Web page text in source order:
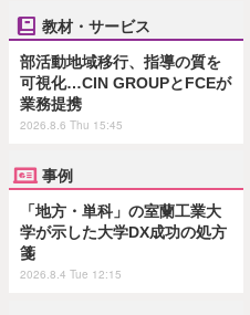
教材・サービス
部活動地域移行、指導の質を
可視化…CIN GROUPとFCEが
業務提携
2026.8.6 Thu 15:45
事例
「地方・単科」の室蘭工業大
学が示した大学DX成功の処方
箋
2026.8.4 Tue 12:15